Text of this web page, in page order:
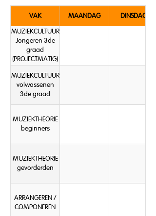
VAK MAANDAG DINSDAG
MUZIEKCULTUUR
Jongeren 3de
graad
(PROJECTMATIG)
MUZIEKCULTUUR
volwassenen
3de graad
MUZIEKTHEORIE
beginners
MUZIEKTHEORIE
gevorderden
ARRANGEREN /
COMPONEREN